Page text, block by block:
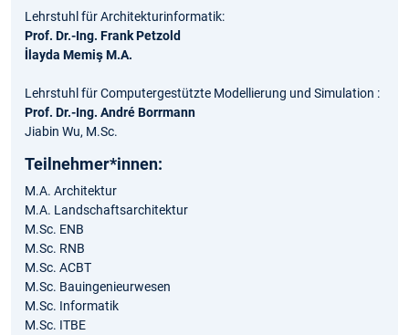
Lehrstuhl für Architekturinformatik:
Prof. Dr.-Ing. Frank Petzold
İlayda Memiş M.A.
Lehrstuhl für Computergestützte Modellierung und Simulation :
Prof. Dr.-Ing. André Borrmann
Jiabin Wu, M.Sc.
Teilnehmer*innen:
M.A. Architektur
M.A. Landschaftsarchitektur
M.Sc. ENB
M.Sc. RNB
M.Sc. ACBT
M.Sc. Bauingenieurwesen
M.Sc. Informatik
M.Sc. ITBE